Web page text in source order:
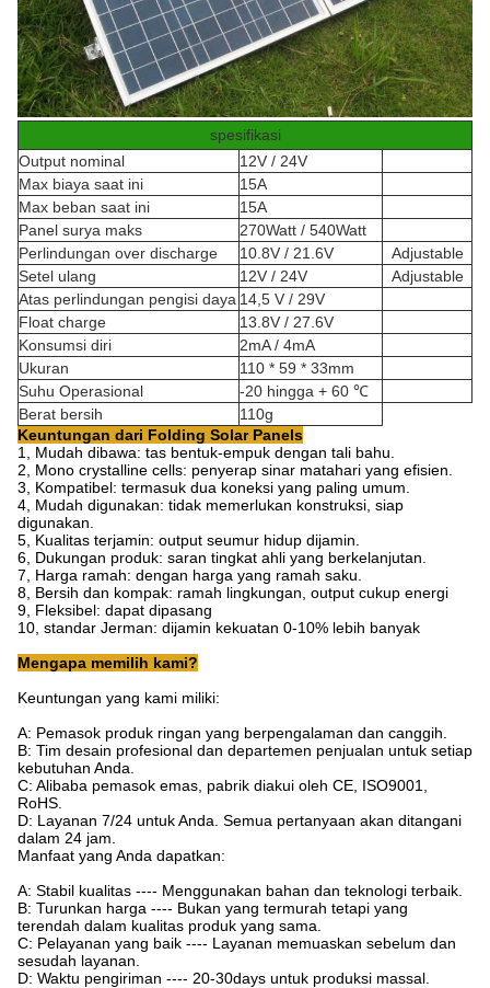
spesifikasi
Output nominal
12V / 24V
Max biaya saat ini
15A
Max beban saat ini
15A
Panel surya maks
270Watt / 540Watt
Perlindungan over discharge
10.8V / 21.6V
Adjustable
Setel ulang
12V / 24V
Adjustable
Atas perlindungan pengisi daya 14,5 V / 29V
Float charge
13.8V / 27.6V
Konsumsi diri
2mA / 4mA
Ukuran
110 * 59 * 33mm
Suhu Operasional
-20 hingga + 60 ℃
Berat bersih
110g
Keuntungan dari Folding Solar Panels
1, Mudah dibawa: tas bentuk-empuk dengan tali bahu.
2, Mono crystalline cells: penyerap sinar matahari yang efisien.
3, Kompatibel: termasuk dua koneksi yang paling umum.
4, Mudah digunakan: tidak memerlukan konstruksi, siap
digunakan.
5, Kualitas terjamin: output seumur hidup dijamin.
6, Dukungan produk: saran tingkat ahli yang berkelanjutan.
7, Harga ramah: dengan harga yang ramah saku.
8, Bersih dan kompak: ramah lingkungan, output cukup energi
9, Fleksibel: dapat dipasang
10, standar Jerman: dijamin kekuatan 0-10% lebih banyak
Mengapa memilih kami?
Keuntungan yang kami miliki:
A: Pemasok produk ringan yang berpengalaman dan canggih.
B: Tim desain profesional dan departemen penjualan untuk setiap
kebutuhan Anda.
C: Alibaba pemasok emas, pabrik diakui oleh CE, ISO9001,
RoHS.
D: Layanan 7/24 untuk Anda. Semua pertanyaan akan ditangani
dalam 24 jam.
Manfaat yang Anda dapatkan:
A: Stabil kualitas ---- Menggunakan bahan dan teknologi terbaik.
B: Turunkan harga ---- Bukan yang termurah tetapi yang
terendah dalam kualitas produk yang sama.
C: Pelayanan yang baik ---- Layanan memuaskan sebelum dan
sesudah layanan.
D: Waktu pengiriman ---- 20-30days untuk produksi massal.